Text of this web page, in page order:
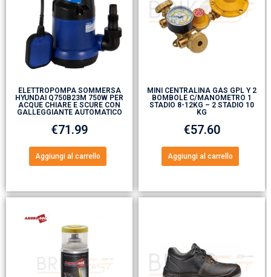
ELETTROPOMPA SOMMERSA
HYUNDAI Q750B23M 750W PER
ACQUE CHIARE E SCURE CON
GALLEGGIANTE AUTOMATICO
€71.99
Aggiungi al carrello
MINI CENTRALINA GAS GPL Y 2
BOMBOLE C/MANOMETRO 1
STADIO 8-12KG – 2 STADIO 10
KG
€57.60
Aggiungi al carrello